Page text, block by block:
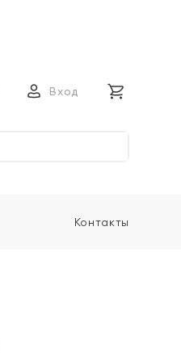
Вход
Контакты